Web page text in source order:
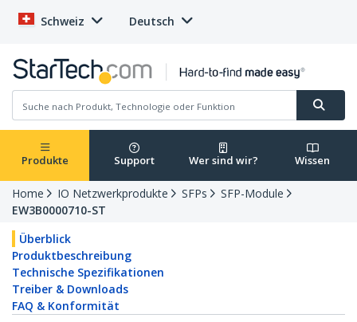
Schweiz Deutsch
Produkte Support Wer sind wir? Wissen
Home IO Netzwerkprodukte SFPs
SFP-Module
EW3B0000710-ST
Überblick
Produktbeschreibung
Technische Spezifikationen
Treiber & Downloads
FAQ & Konformität